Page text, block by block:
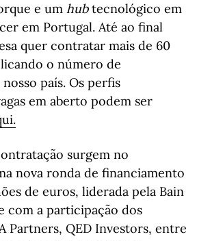
e um hubtecnológico em
em Portugal. Até ao final
quer contratar mais de 60
o número de
país. Os perfis
em aberto podem ser
surgem no
nova ronda de financiamento
de euros, liderada pela Bain
com a participação dos
Partners, QED Investors, entre